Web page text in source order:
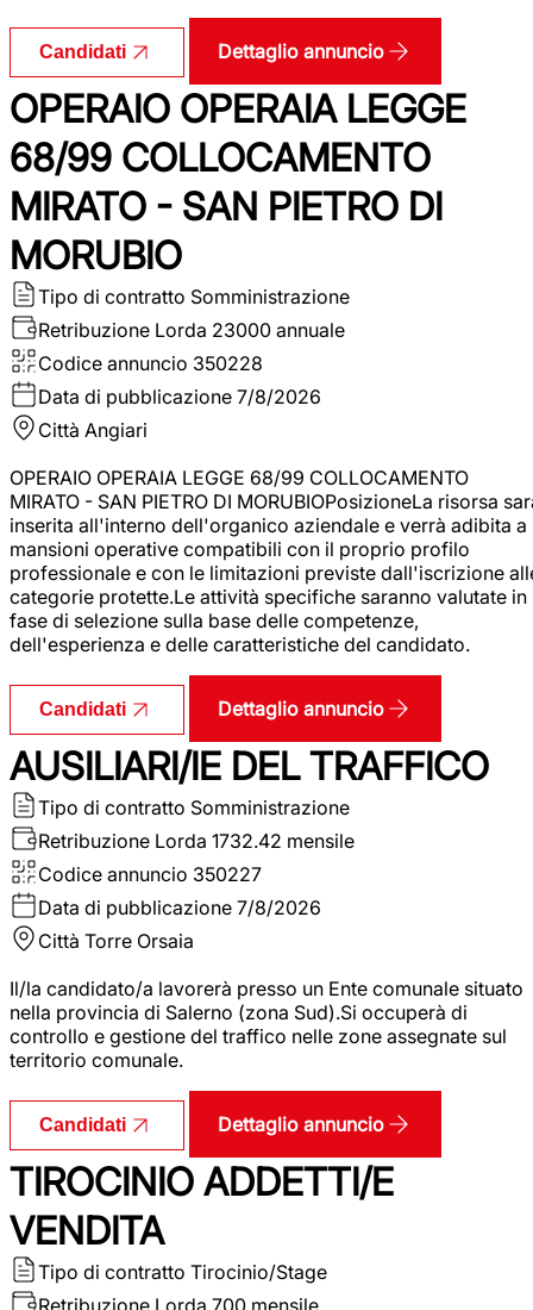
Candidati Dettaglio annuncio
OPERAIO OPERAIA LEGGE
68/99 COLLOCAMENTO
MIRATO - SAN PIETRO DI
MORUBIO
Tipo di contratto Somministrazione
Retribuzione Lorda 23000 annuale
Codice annuncio 350228
Data di pubblicazione 7/8/2026
Città Angiari
OPERAIO OPERAIA LEGGE 68/99 COLLOCAMENTO
MIRATO - SAN PIETRO DI MORUBIOPosizioneLa risorsa
inserita all'interno dell'organico aziendale e verrà adibita a
mansioni operative compatibili con il proprio profilo
professionale e con le limitazioni previste dall'iscrizione
categorie protette.Le attività specifiche saranno valutate in
fase di selezione sulla base delle competenze,
dell'esperienza e delle caratteristiche del candidato.
Candidati Dettaglio annuncio
AUSILIARI/IE DEL TRAFFICO
Tipo di contratto Somministrazione
Retribuzione Lorda 1732.42 mensile
Codice annuncio 350227
Data di pubblicazione 7/8/2026
Città Torre Orsaia
Il/la candidato/a lavorerà presso un Ente comunale situato
nella provincia di Salerno (zona Sud).Si occuperà di
controllo e gestione del traffico nelle zone assegnate sul
territorio comunale.
Candidati Dettaglio annuncio
TIROCINIO ADDETTI/E
VENDITA
Tipo di contratto Tirocinio/Stage
Retribuzione Lorda 700 mensile